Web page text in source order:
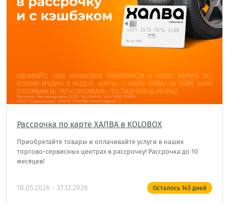
Рассрочка по карте ХАЛВА в KOLOBOX
Приобретайте товары и оплачивайте услуги в наших
торгово-сервисных центрах в рассрочку! Рассрочка до 10
месяцев!
18.05.2026 - 31.12.2026 Осталось 145 дней